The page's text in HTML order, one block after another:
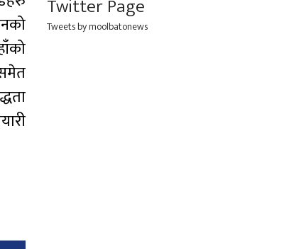
Twitter Page
Tweets by moolbatonews